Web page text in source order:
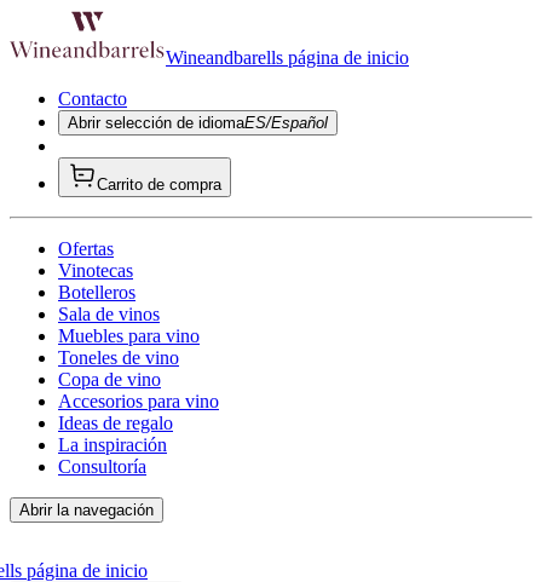
Wineandbarells página de inicio
Contacto
Abrir selección de idiomaES/Español
Carrito de compra
Ofertas
Vinotecas
Botelleros
Sala de vinos
Muebles para vino
Toneles de vino
Copa de vino
Accesorios para vino
Ideas de regalo
La inspiración
Consultoría
Abrir la navegación
página de inicio